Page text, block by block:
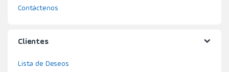
Contáctenos
Clientes
Lista de Deseos